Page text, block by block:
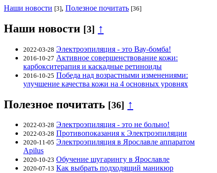
Наши новости [3], Полезное почитать [36]
Наши новости [3] ↑
2022-03-28 Электроэпиляция - это Вау-бомба!
2016-10-27 Активное совершенствование кожи:
карбокситерапия и каскадные ретиноиды
2016-10-25 Победа над возрастными изменениями:
улучшение качества кожи на 4 основных уровнях
Полезное почитать [36] ↑
2022-03-28 Электроэпиляция - это не больно!
2022-03-28 Противопоказания к Электроэпиляции
2020-11-05 Электроэпиляция в Ярославле аппаратом
Аpilus
2020-10-23 Обучение шугарингу в Ярославле
2020-07-13 Как выбрать подходящий маникюр